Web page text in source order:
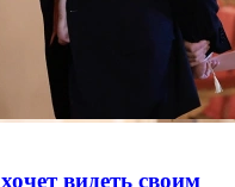
видеть своим